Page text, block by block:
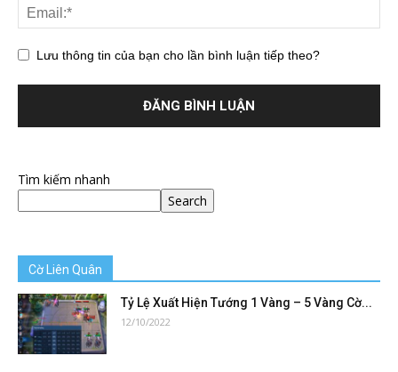
Lưu thông tin của bạn cho lần bình luận tiếp theo?
Tìm kiếm nhanh
Search
Cờ Liên Quân
Tỷ Lệ Xuất Hiện Tướng 1 Vàng – 5 Vàng Cờ...
12/10/2022